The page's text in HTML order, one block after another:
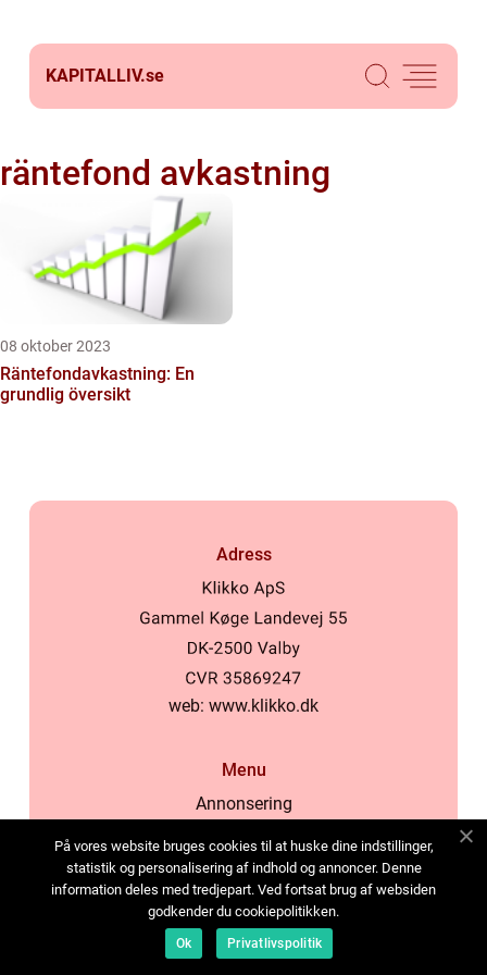
KAPITALLIV.se
räntefond avkastning
08 oktober 2023
Räntefondavkastning: En
grundlig översikt
Adress
web: www.klikko.dk
Menu
Annonsering
Cookies
Kontakta oss
Sitemap
På vores website bruges cookies til at huske dine indstillinger,
statistik og personalisering af indhold og annoncer. Denne
information deles med tredjepart. Ved fortsat brug af websiden
godkender du cookiepolitikken.
Ok Privatlivspolitik